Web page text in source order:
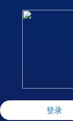
登录